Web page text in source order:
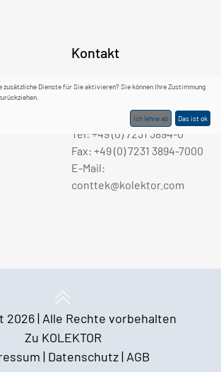
Kontakt
KOLEKTOR CONTTEK GmbH
75177 Pforzheim
Tel: +49 (0) 7231 3894-0
Fax: +49 (0) 7231 3894-7000
E-Mail:
conttek@kolektor.com
2026 | Alle Rechte vorbehalten
Zu KOLEKTOR
| Datenschutz | AGB
zusätzliche Dienste für Sie aktivieren? Sie können Ihre Zustimmung
Ich lehne ab Das ist ok